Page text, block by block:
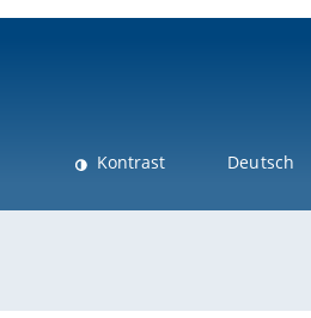
Kontrast Deutsch